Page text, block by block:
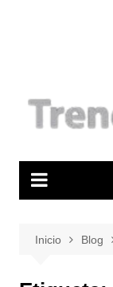
Inicio Blog